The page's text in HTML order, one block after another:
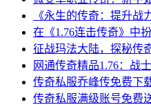
《永生的传奇：提升战
在《1.76连击传奇》中
征战玛法大陆，探秘传
网通传奇精品1.76：战
传奇私服乔峰传免费下
传奇私服满级账号免费